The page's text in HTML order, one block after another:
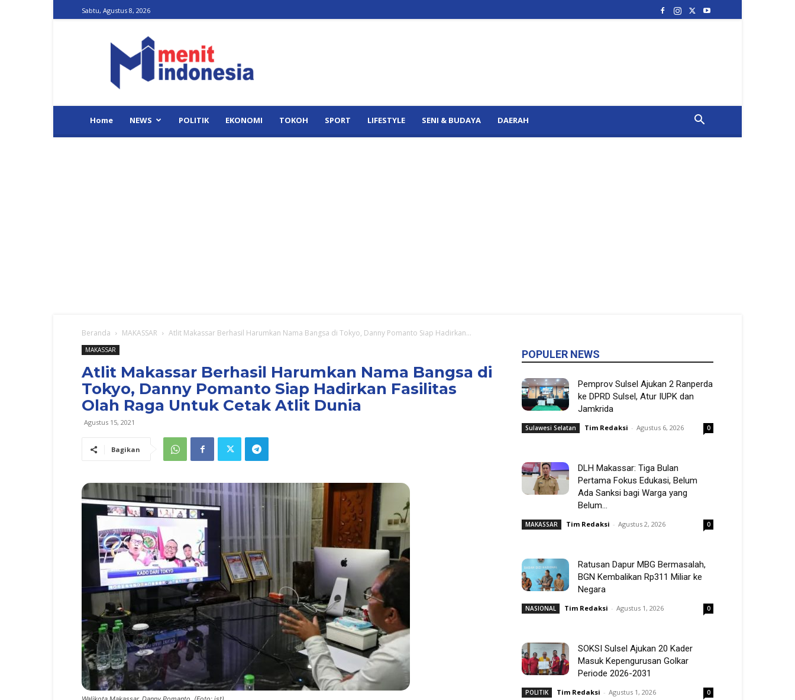
Sabtu, Agustus 8, 2026
Indonesia
Home NEWS POLITIK EKONOMI TOKOH SPORT LIFESTYLE SENI & BUDAYA DAERAH
Beranda MAKASSAR Atlit Makassar Berhasil Harumkan Nama Bangsa di Tokyo, Danny Pomanto Siap Hadirkan...
MAKASSAR
Atlit Makassar Berhasil Harumkan Nama Bangsa di
Tokyo, Danny Pomanto Siap Hadirkan Fasilitas
Olah Raga Untuk Cetak Atlit Dunia
Agustus 15, 2021
Bagikan
POPULER NEWS
Pemprov Sulsel Ajukan 2 Ranperda
ke DPRD Sulsel, Atur IUPK dan
Jamkrida
Sulawesi Selatan Tim Redaksi - Agustus 6, 2026 0
DLH Makassar: Tiga Bulan
Pertama Fokus Edukasi, Belum
Ada Sanksi bagi Warga yang
Belum...
MAKASSAR Tim Redaksi - Agustus 2, 2026 0
Ratusan Dapur MBG Bermasalah,
BGN Kembalikan Rp311 Miliar ke
Negara
NASIONAL Tim Redaksi - Agustus 1, 2026 0
SOKSI Sulsel Ajukan 20 Kader
Masuk Kepengurusan Golkar
Periode 2026-2031
POLITIK Tim Redaksi - Agustus 1, 2026 0